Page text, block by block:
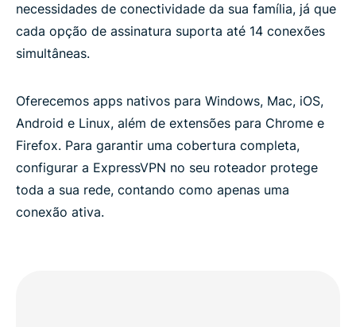
necessidades de conectividade da sua família, já que
cada opção de assinatura suporta até 14 conexões
simultâneas.
Oferecemos apps nativos para Windows, Mac, iOS,
Android e Linux, além de extensões para Chrome e
Firefox. Para garantir uma cobertura completa,
configurar a ExpressVPN no seu roteador protege
toda a sua rede, contando como apenas uma
conexão ativa.